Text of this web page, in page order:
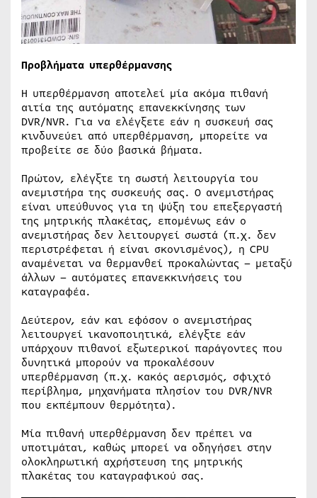
Προβλήματα υπερθέρμανσης
Η υπερθέρμανση αποτελεί μία ακόμα πιθανή
αιτία της αυτόματης επανεκκίνησης των
DVR/NVR. Για να ελέγξετε εάν η συσκευή σας
κινδυνεύει από υπερθέρμανση, μπορείτε να
προβείτε σε δύο βασικά βήματα.
Πρώτον, ελέγξτε τη σωστή λειτουργία του
ανεμιστήρα της συσκευής σας. Ο ανεμιστήρας
είναι υπεύθυνος για τη ψύξη του επεξεργαστή
της μητρικής πλακέτας, επομένως εάν ο
ανεμιστήρας δεν λειτουργεί σωστά (π.χ. δεν
περιστρέφεται ή είναι σκονισμένος), η CPU
αναμένεται να θερμανθεί προκαλώντας – μεταξύ
άλλων – αυτόματες επανεκκινήσεις του
καταγραφέα.
Δεύτερον, εάν και εφόσον ο ανεμιστήρας
λειτουργεί ικανοποιητικά, ελέγξτε εάν
υπάρχουν πιθανοί εξωτερικοί παράγοντες που
δυνητικά μπορούν να προκαλέσουν
υπερθέρμανση (π.χ. κακός αερισμός, σφιχτό
περίβλημα, μηχανήματα πλησίον του DVR/NVR
που εκπέμπουν θερμότητα).
Μία πιθανή υπερθέρμανση δεν πρέπει να
υποτιμάται, καθώς μπορεί να οδηγήσει στην
ολοκληρωτική αχρήστευση της μητρικής
πλακέτας του καταγραφικού σας.